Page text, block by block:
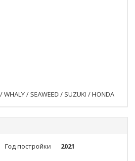
/ SEAWEED / SUZUKI / HONDA
Год постройки 2021